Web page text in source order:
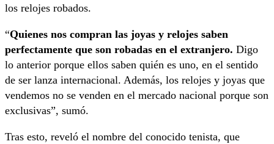
los relojes robados.
“Quienes nos compran las joyas y relojes saben
perfectamente que son robadas en el extranjero. Digo
lo anterior porque ellos saben quién es uno, en el sentido
de ser lanza internacional. Además, los relojes y joyas que
vendemos no se venden en el mercado nacional porque son
exclusivas”, sumó.
Tras esto, reveló el nombre del conocido tenista, que